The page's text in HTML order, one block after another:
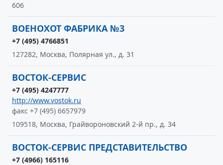
606
ВОЕНОХОТ ФАБРИКА №3
+7 (495) 4766851
127282, Москва, Полярная ул., д. 31
ВОСТОК-СЕРВИС
+7 (495) 4247777
http://www.vostok.ru
факс +7 (495) 6657979
109518, Москва, Грайвороновский 2-й пр., д. 34
ВОСТОК-СЕРВИС ПРЕДСТАВИТЕЛЬСТВО
+7 (4966) 165116